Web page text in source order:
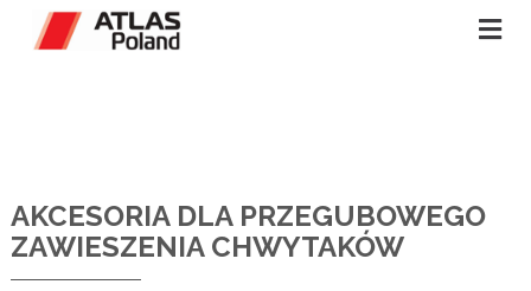
AKCESORIA DLA PRZEGUBOWEGO
ZAWIESZENIA CHWYTAKÓW